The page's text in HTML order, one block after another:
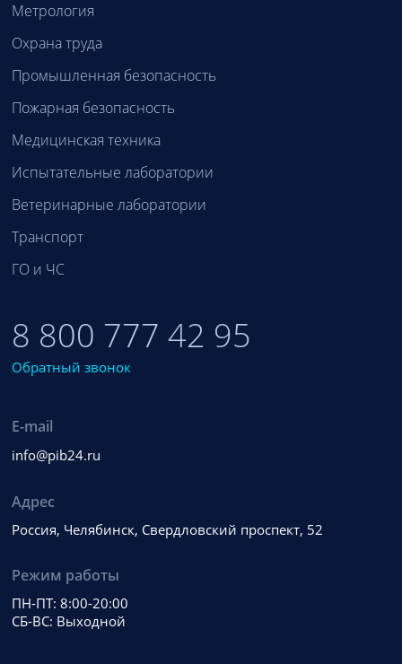
Метрология
Охрана труда
Промышленная безопасность
Пожарная безопасность
Медицинская техника
Испытательные лаборатории
Ветеринарные лаборатории
Транспорт
ГО и ЧС
8 800 777 42 95
Обратный звонок
E-mail
info@pib24.ru
Адрес
Россия, Челябинск, Свердловский проспект, 52
Режим работы
ПН-ПТ: 8:00-20:00
СБ-ВС: Выходной